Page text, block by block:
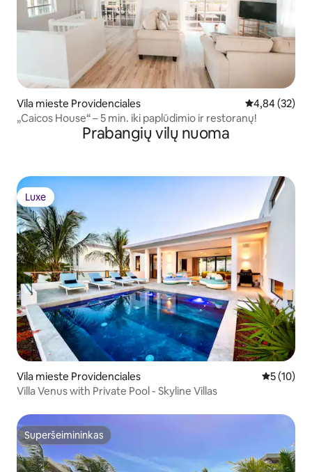
Vila mieste Providenciales Vidutinis
4,84 (32)
„Caicos House“ – 5 min. iki paplūdimio ir restoranų!
Prabangių vilų nuoma
Luxe
Luxe
Vila mieste Providenciales Vidutinis
5 (10)
Villa Venus with Private Pool - Skyline Villas
Superšeimininkas
Superšeimininkas